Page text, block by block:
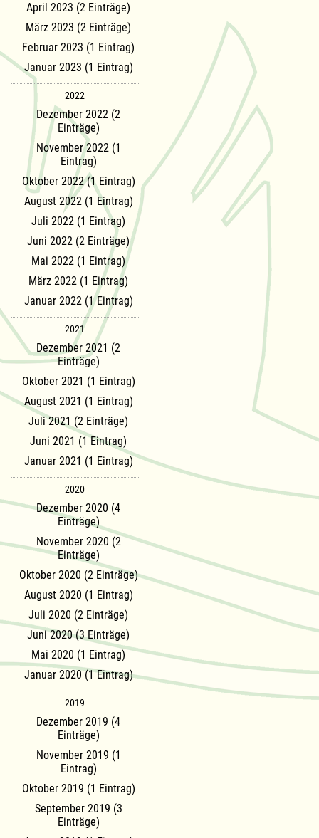
April 2023 (2 Einträge)
März 2023 (2 Einträge)
Februar 2023 (1 Eintrag)
Januar 2023 (1 Eintrag)
2022
Dezember 2022 (2
Einträge)
November 2022 (1
Eintrag)
Oktober 2022 (1 Eintrag)
August 2022 (1 Eintrag)
Juli 2022 (1 Eintrag)
Juni 2022 (2 Einträge)
Mai 2022 (1 Eintrag)
März 2022 (1 Eintrag)
Januar 2022 (1 Eintrag)
2021
Dezember 2021 (2
Einträge)
Oktober 2021 (1 Eintrag)
August 2021 (1 Eintrag)
Juli 2021 (2 Einträge)
Juni 2021 (1 Eintrag)
Januar 2021 (1 Eintrag)
2020
Dezember 2020 (4
Einträge)
November 2020 (2
Einträge)
Oktober 2020 (2 Einträge)
August 2020 (1 Eintrag)
Juli 2020 (2 Einträge)
Juni 2020 (3 Einträge)
Mai 2020 (1 Eintrag)
Januar 2020 (1 Eintrag)
2019
Dezember 2019 (4
Einträge)
November 2019 (1
Eintrag)
Oktober 2019 (1 Eintrag)
September 2019 (3
Einträge)